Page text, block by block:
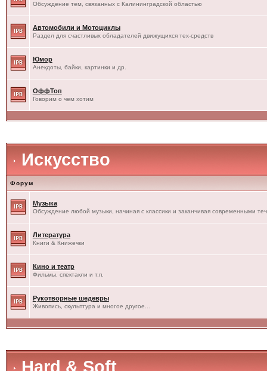
Обсуждение тем, связанных с Калининградской областью
Автомобили и Мотоциклы
Раздел для счастливых обладателей движущихся тех-средств
Юмор
Анекдоты, байки, картинки и др.
ОффТоп
Говорим о чем хотим
Искусство
Форум
Музыка
Обсуждение любой музыки, начиная с классики и заканчивая современными
Литература
Книги & Книжечки
Кино и театр
Фильмы, спектакли и т.п.
Рукотворные шедевры
Живопись, скульптура и многое другое...
Hard & Soft